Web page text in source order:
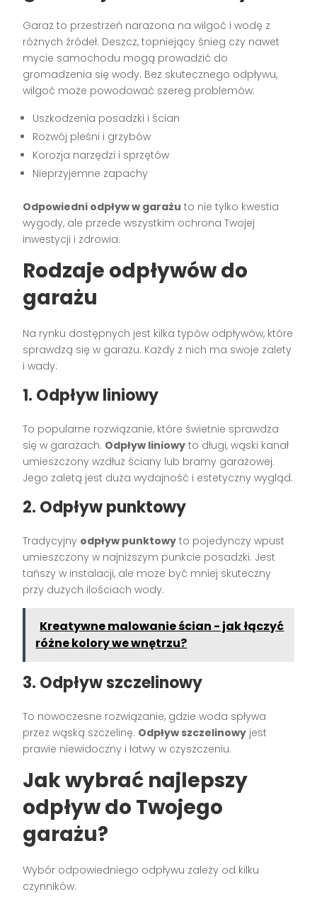
Garaż to przestrzeń narażona na wilgoć i wodę z
różnych źródeł. Deszcz, topniejący śnieg czy nawet
mycie samochodu mogą prowadzić do
gromadzenia się wody. Bez skutecznego odpływu,
wilgoć może powodować szereg problemów:
Uszkodzenia posadzki i ścian
Rozwój pleśni i grzybów
Korozja narzędzi i sprzętów
Nieprzyjemne zapachy
Odpowiedni odpływ w garażu to nie tylko kwestia
wygody, ale przede wszystkim ochrona Twojej
inwestycji i zdrowia.
Rodzaje odpływów do
garażu
Na rynku dostępnych jest kilka typów odpływów, które
sprawdzą się w garażu. Każdy z nich ma swoje zalety
i wady:
1. Odpływ liniowy
To popularne rozwiązanie, które świetnie sprawdza
się w garażach. Odpływ liniowy to długi, wąski kanał
umieszczony wzdłuż ściany lub bramy garażowej.
Jego zaletą jest duża wydajność i estetyczny wygląd.
2. Odpływ punktowy
Tradycyjny odpływ punktowy to pojedynczy wpust
umieszczony w najniższym punkcie posadzki. Jest
tańszy w instalacji, ale może być mniej skuteczny
przy dużych ilościach wody.
Kreatywne malowanie ścian - jak łączyć
różne kolory we wnętrzu?
3. Odpływ szczelinowy
To nowoczesne rozwiązanie, gdzie woda spływa
przez wąską szczelinę. Odpływ szczelinowy jest
prawie niewidoczny i łatwy w czyszczeniu.
Jak wybrać najlepszy
odpływ do Twojego
garażu?
Wybór odpowiedniego odpływu zależy od kilku
czynników: